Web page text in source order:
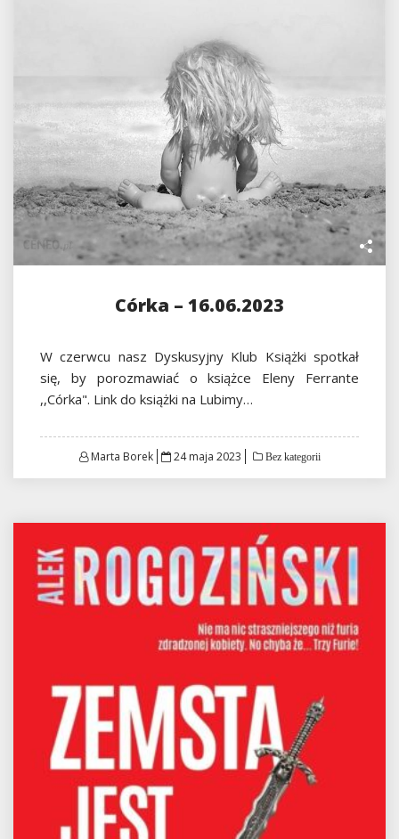
Córka – 16.06.2023
W czerwcu nasz Dyskusyjny Klub Książki spotkał
się, by porozmawiać o książce Eleny Ferrante
,,Córka". Link do książki na Lubimy…
Marta Borek
Posted
24 maja 2023 Bez kategorii